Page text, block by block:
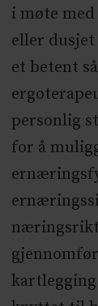
i møte
eller
et betent
personlig
for å
næringsrikt